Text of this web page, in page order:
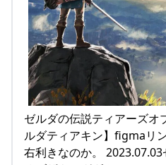
ゼルダの伝説ティアーズ
ルダティアキン】figmaリ
右利きなのか。